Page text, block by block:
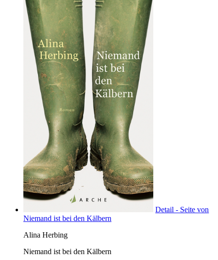
Detail - Seite von
Niemand ist bei den Kälbern
Alina Herbing
Niemand ist bei den Kälbern